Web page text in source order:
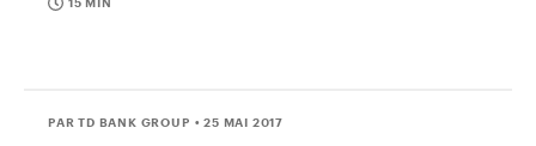
PAR TD BANK GROUP • 25 MAI 2017